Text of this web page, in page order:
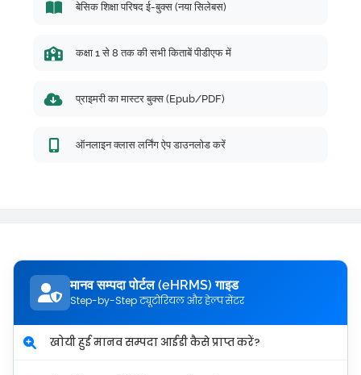
बेसिक शिक्षा परिषद ई-बुक्स (नया सिलेबस)
कक्षा 1 से 8 तक की सभी किताबें पीडीएफ में
प्राइमरी का मास्टर बुक्स (Epub/PDF)
ऑनलाइन क्लास लर्निंग ऐप डाउनलोड करें
मानव सम्पदा पोर्टल (eHRMS) गाइड
Step-by-Step ट्यूटोरियल और हेल्प सेंटर
खोयी हुई मानव सम्पदा आईडी कैसे प्राप्त करें?